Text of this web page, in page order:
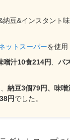
納豆&インスタント
ットスーパーを使用
噌汁10食214円
パ
納豆3個79円、味噌
円でした。